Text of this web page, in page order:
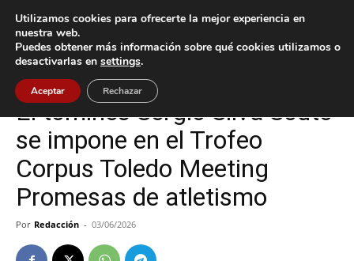
Inicio Deportes
Deportes Tomiño
El tomiñés Sergio Silva Souto
se impone en el Trofeo
Corpus Toledo Meeting
Promesas de atletismo
Por Redacción - 03/06/2026
Utilizamos cookies para ofrecerte la mejor experiencia en
nuestra web.
Puedes obtener más información sobre qué cookies utilizamos o
desactivarlas en settings.
Aceptar Rechazar